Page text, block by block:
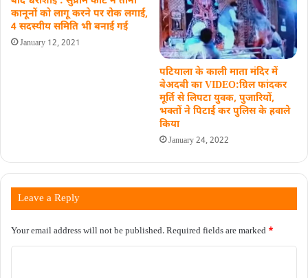
कानूनों को लागू करने पर रोक लगाई,
4 सदस्यीय समिति भी बनाई गई
January 12, 2021
पटियाला के काली माता मंदिर में
बेअदबी का VIDEO:ग्रिल फांदकर
मूर्ति से लिपटा युवक, पुजारियों,
भक्तों ने पिटाई कर पुलिस के हवाले
किया
January 24, 2022
Leave a Reply
Your email address will not be published.Required fields are marked *